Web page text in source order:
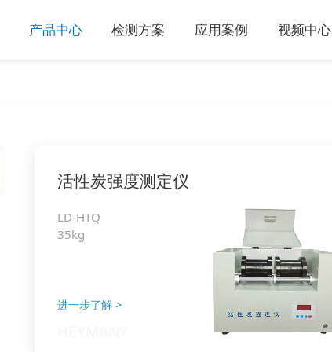
产品中心 检测方案 应用案例 视频中心
活性炭强度测定仪
LD-HTQ
35kg
进一步了解 >